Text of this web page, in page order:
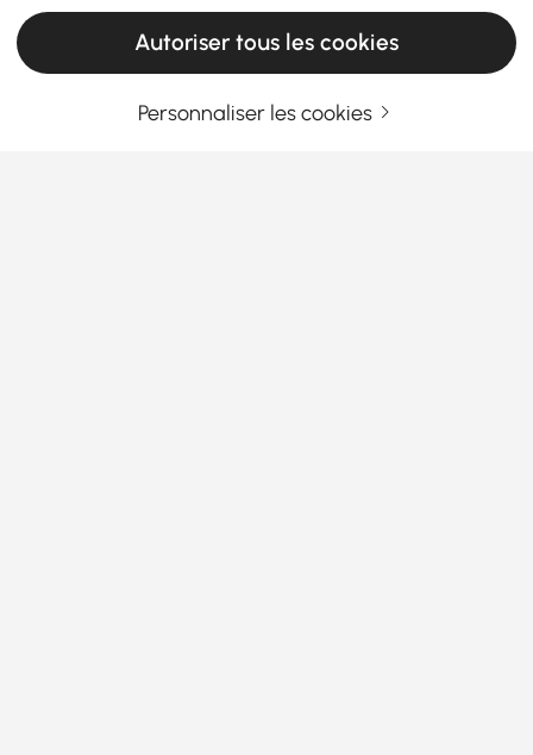
Products in the current category have been updated to show the latest 6 items
Autoriser tous les cookies
Personnaliser les cookies